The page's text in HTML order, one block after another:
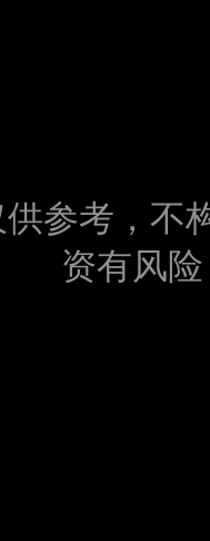
参考，不
资有风